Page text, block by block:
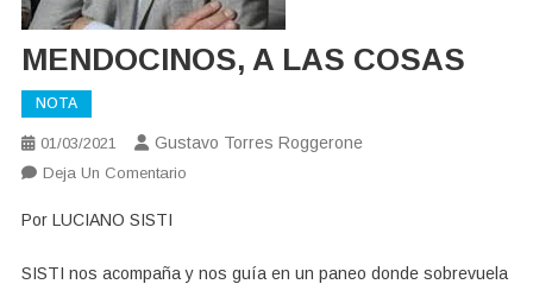
MENDOCINOS, A LAS COSAS
NOTA
01/03/2021 Gustavo Torres Roggerone
Deja Un ComentarioEn
Por LUCIANO SISTI
SISTI nos acompaña y nos guía en un paneo donde sobrevuela